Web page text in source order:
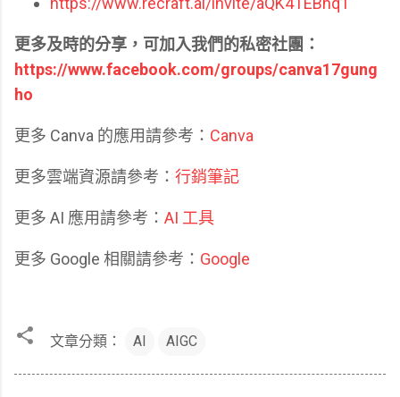
更多及時的分享，可加入我們的私密社團：
https://www.facebook.com/groups/canva17gung
ho
更多 Canva 的應用請參考： Canva
更多雲端資源請參考： 行銷筆記
更多 AI 應用請參考： AI 工具
更多 Google 相關請參考： Google
文章分類： AI AIGC